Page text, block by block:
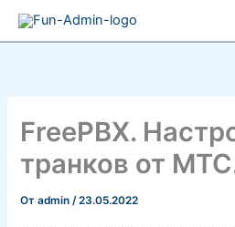
Перейти
FreePBX.
транков от
Отadmin/23.05.2022